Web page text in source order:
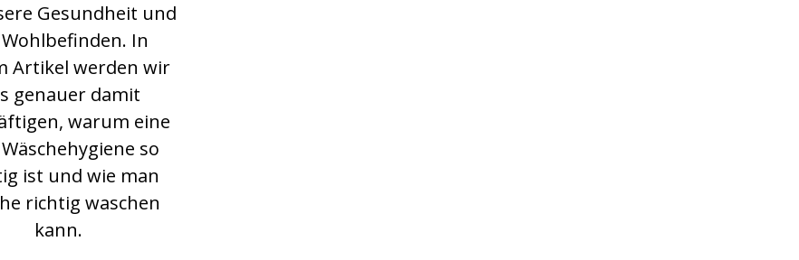
Gesundheit und
In
Artikel werden wir
genauer damit
warum eine
so
ist und wie man
richtig waschen
kann.